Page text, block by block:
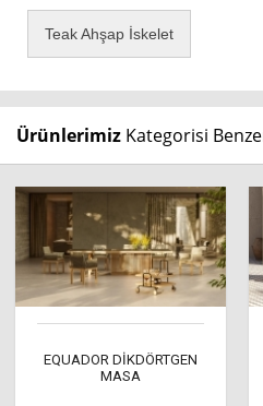
Teak Ahşap İskelet
Ürünlerimiz Kategorisi
EQUADOR DİKDÖRTGEN
MASA